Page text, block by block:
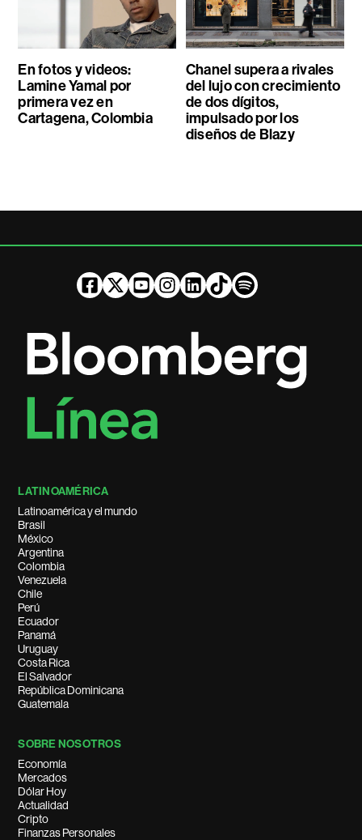
En fotos y videos:
Lamine Yamal por
primera vez en
Cartagena, Colombia
Chanel supera a rivales
del lujo con crecimiento
de dos dígitos,
impulsado por los
diseños de Blazy
LATINOAMÉRICA
Latinoamérica y el mundo
Brasil
México
Argentina
Colombia
Venezuela
Chile
Perú
Ecuador
Panamá
Uruguay
Costa Rica
El Salvador
República Dominicana
Guatemala
SOBRE NOSOTROS
Economía
Mercados
Dólar Hoy
Actualidad
Cripto
Finanzas Personales